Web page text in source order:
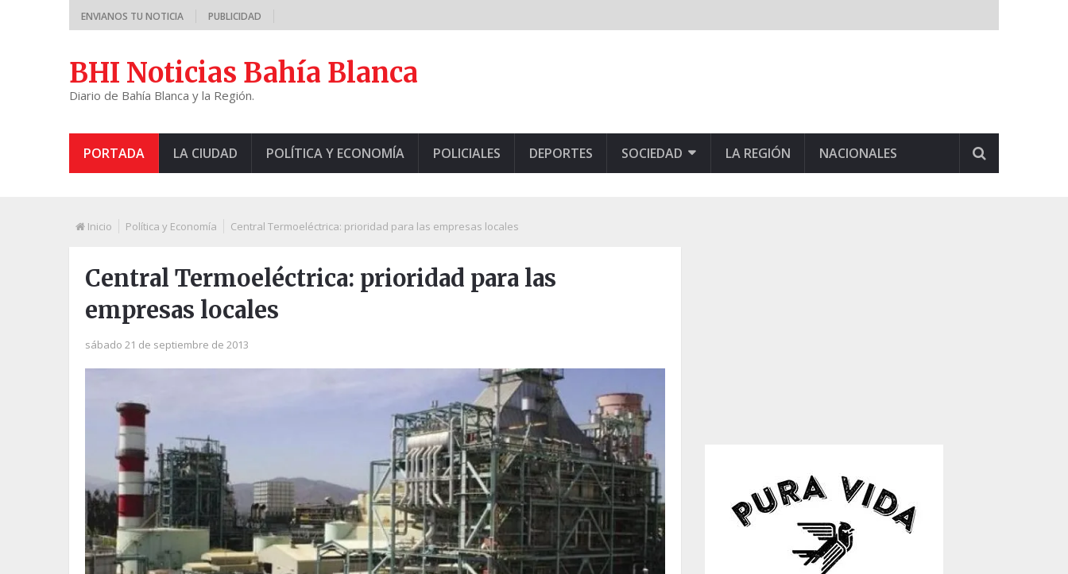
ENVIANOS TU NOTICIA PUBLICIDAD
BHI Noticias Bahía Blanca
Diario de Bahía Blanca y la Región.
PORTADA LA CIUDAD POLÍTICA Y ECONOMÍA POLICIALES DEPORTES SOCIEDAD LA REGIÓN NACIONALES
Inicio Política y Economía Central Termoeléctrica: prioridad para las empresas locales
Central Termoeléctrica: prioridad para las
empresas locales
sábado 21 de septiembre de 2013